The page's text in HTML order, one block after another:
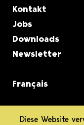
Metanavigation
Kontakt
Jobs
Downloads
Newsletter
Français
Diese Website